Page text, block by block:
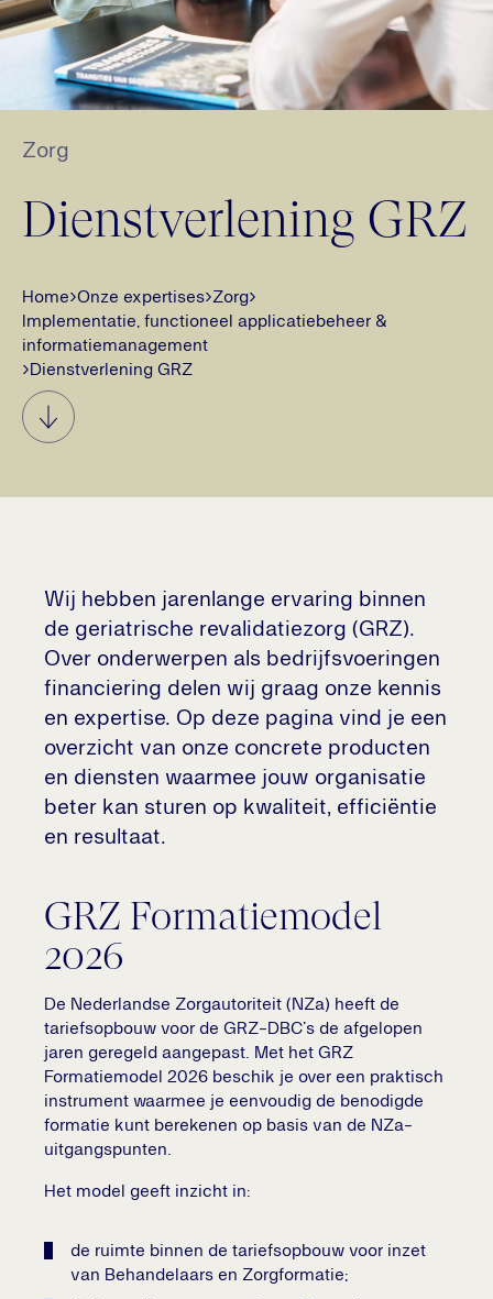
Zorg
Dienstverlening GRZ
Home›Onze expertises›Zorg›
Implementatie, functioneel applicatiebeheer &
informatiemanagement
›Dienstverlening GRZ
Wij hebben jarenlange ervaring binnen
de geriatrische revalidatiezorg (GRZ).
Over onderwerpen als bedrijfsvoeringen
financiering delen wij graag onze kennis
en expertise. Op deze pagina vind je een
overzicht van onze concrete producten
en diensten waarmee jouw organisatie
beter kan sturen op kwaliteit, efficiëntie
en resultaat.
GRZ Formatiemodel
2026
De Nederlandse Zorgautoriteit (NZa) heeft de
tariefsopbouw voor de GRZ-DBC’s de afgelopen
jaren geregeld aangepast. Met het GRZ
Formatiemodel 2026 beschik je over een praktisch
instrument waarmee je eenvoudig de benodigde
formatie kunt berekenen op basis van de NZa-
uitgangspunten.
Het model geeft inzicht in:
de ruimte binnen de tariefsopbouw voor inzet
van Behandelaars en Zorgformatie;